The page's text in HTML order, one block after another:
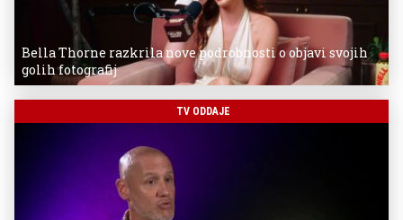
Bella Thorne razkrila nove podrobnosti o objavi svojih
golih fotografij
TV ODDAJE